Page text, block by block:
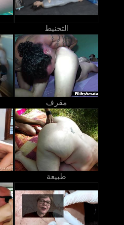
التحنيط
مقرف
طبيعة